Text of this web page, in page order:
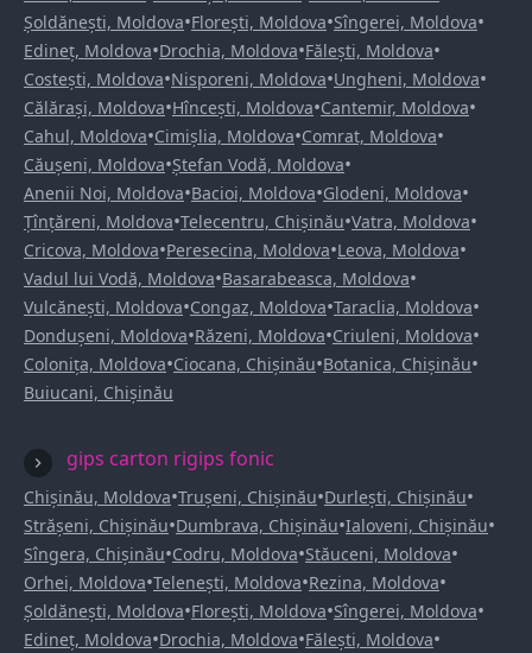
Șoldănești, Moldova•Florești, Moldova•Sîngerei, Moldova•
Edineț, Moldova•Drochia, Moldova•Fălești, Moldova•
Costești, Moldova•Nisporeni, Moldova•Ungheni, Moldova•
Călărași, Moldova•Hîncești, Moldova•Cantemir, Moldova•
Cahul, Moldova•Cimișlia, Moldova•Comrat, Moldova•
Căușeni, Moldova•Ștefan Vodă, Moldova•
Anenii Noi, Moldova•Bacioi, Moldova•Glodeni, Moldova•
Țînțăreni, Moldova•Telecentru, Chișinău•Vatra, Moldova•
Cricova, Moldova•Peresecina, Moldova•Leova, Moldova•
Vadul lui Vodă, Moldova•Basarabeasca, Moldova•
Vulcănești, Moldova•Congaz, Moldova•Taraclia, Moldova•
Dondușeni, Moldova•Răzeni, Moldova•Criuleni, Moldova•
Colonița, Moldova•Ciocana, Chișinău•Botanica, Chișinău•
Buiucani, Chișinău
gips carton rigips fonic
Chișinău, Moldova•Trușeni, Chișinău•Durlești, Chișinău•
Strășeni, Chișinău•Dumbrava, Chișinău•Ialoveni, Chișinău•
Sîngera, Chișinău•Codru, Moldova•Stăuceni, Moldova•
Orhei, Moldova•Telenești, Moldova•Rezina, Moldova•
Șoldănești, Moldova•Florești, Moldova•Sîngerei, Moldova•
Edineț, Moldova•Drochia, Moldova•Fălești, Moldova•